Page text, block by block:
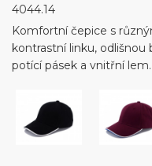
4044.14
Komfortní čepice s
kontrastní linku, odlišnou
potící pásek a vnitřní